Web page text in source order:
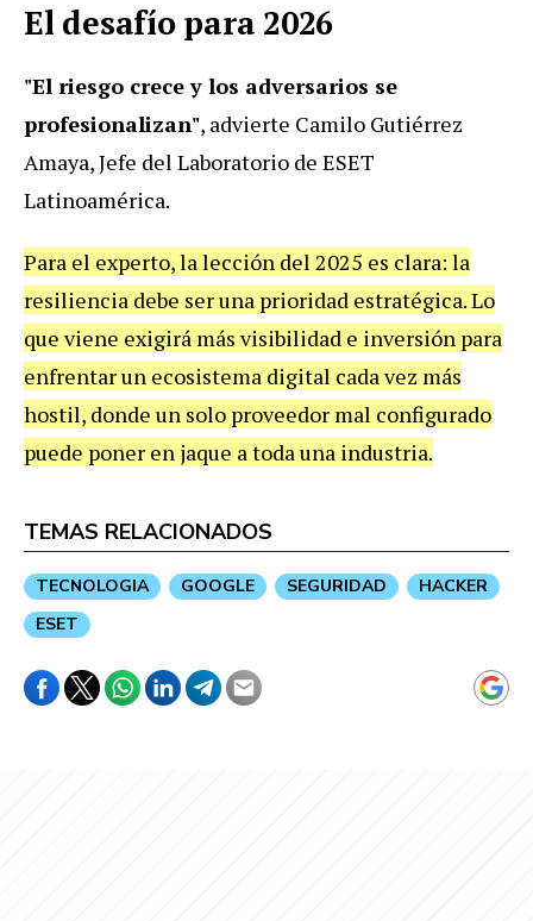
El desafío para 2026
"El riesgo crece y los adversarios se
profesionalizan", advierte Camilo Gutiérrez
Amaya, Jefe del Laboratorio de ESET
Latinoamérica.
Para el experto, la lección del 2025 es clara: la
resiliencia debe ser una prioridad estratégica. Lo
que viene exigirá más visibilidad e inversión para
enfrentar un ecosistema digital cada vez más
hostil, donde un solo proveedor mal configurado
puede poner en jaque a toda una industria.
TEMAS RELACIONADOS
TECNOLOGIA GOOGLE SEGURIDAD
HACKER
ESET